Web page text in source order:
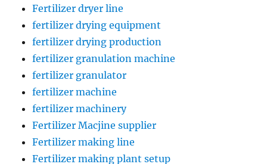
Fertilizer dryer line
fertilizer drying equipment
fertilizer drying production
fertilizer granulation machine
fertilizer granulator
fertilizer machine
fertilizer machinery
Fertilizer Macjine supplier
Fertilizer making line
Fertilizer making plant setup